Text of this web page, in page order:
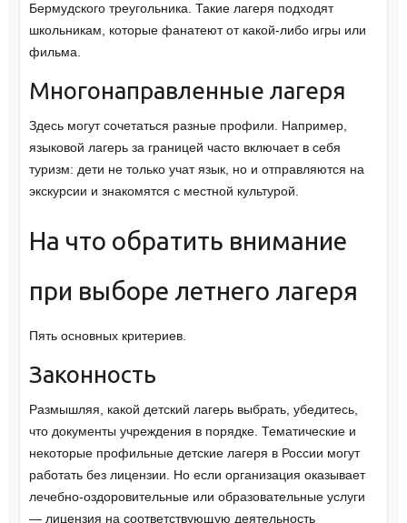
Бермудского треугольника. Такие лагеря подходят
школьникам, которые фанатеют от какой-либо игры или
фильма.
Многонаправленные лагеря
Здесь могут сочетаться разные профили. Например,
языковой лагерь за границей часто включает в себя
туризм: дети не только учат язык, но и отправляются на
экскурсии и знакомятся с местной культурой.
На что обратить внимание
при выборе летнего лагеря
Пять основных критериев.
Законность
Размышляя, какой детский лагерь выбрать, убедитесь,
что документы учреждения в порядке. Тематические и
некоторые профильные детские лагеря в России могут
работать без лицензии. Но если организация оказывает
лечебно-оздоровительные или образовательные услуги
— лицензия на соответствующую деятельность